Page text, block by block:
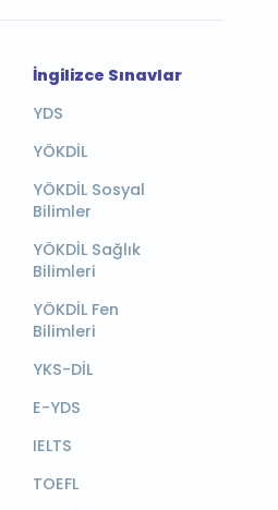
İngilizce Sınavlar
YDS
YÖKDİL
YÖKDİL Sosyal
Bilimler
YÖKDİL Sağlık
Bilimleri
YÖKDİL Fen
Bilimleri
YKS-DİL
E-YDS
IELTS
TOEFL